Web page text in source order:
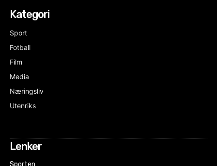
Kategori
Sport
Fotball
Film
Media
Næringsliv
Utenriks
Lenker